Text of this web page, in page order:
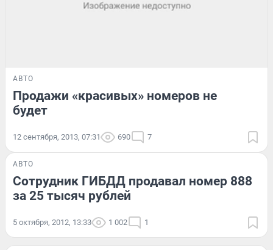
АВТО
Продажи «красивых» номеров не
будет
12 сентября, 2013, 07:31 690 7
АВТО
Сотрудник ГИБДД продавал номер 888
за 25 тысяч рублей
5 октября, 2012, 13:33 1 002 1